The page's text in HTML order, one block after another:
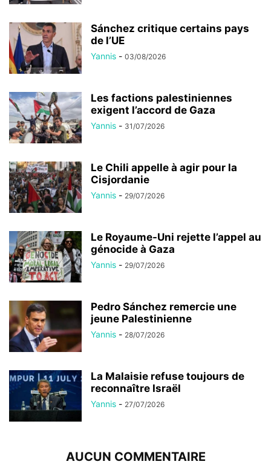
Sánchez critique certains pays
de l’UE
Yannis - 03/08/2026
Les factions palestiniennes
exigent l’accord de Gaza
Yannis - 31/07/2026
Le Chili appelle à agir pour la
Cisjordanie
Yannis - 29/07/2026
Le Royaume-Uni rejette l’appel au
génocide à Gaza
Yannis - 29/07/2026
Pedro Sánchez remercie une
jeune Palestinienne
Yannis - 28/07/2026
La Malaisie refuse toujours de
reconnaître Israël
Yannis - 27/07/2026
AUCUN COMMENTAIRE